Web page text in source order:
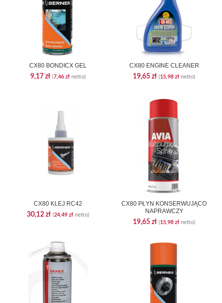
CX80 BONDICX GEL
9,17 zł (7,46 zł netto)
CX80 ENGINE CLEANER
19,65 zł (15,98 zł netto)
CX80 KLEJ RC42
30,12 zł (24,49 zł netto)
CX80 PŁYN KONSERWUJĄCO
NAPRAWCZY
19,65 zł (15,98 zł netto)